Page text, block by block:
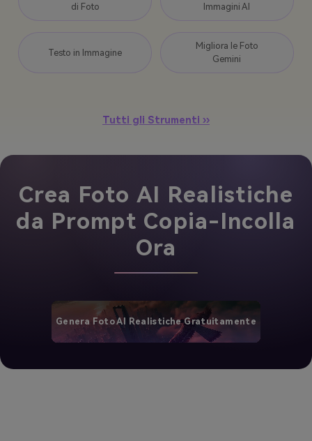
di Foto
Immagini AI
Testo in Immagine
Migliora le Foto
Gemini
Tutti gli Strumenti ››
Crea Foto AI Realistiche
da Prompt Copia-Incolla
Ora
Genera Foto AI Realistiche Gratuitamente